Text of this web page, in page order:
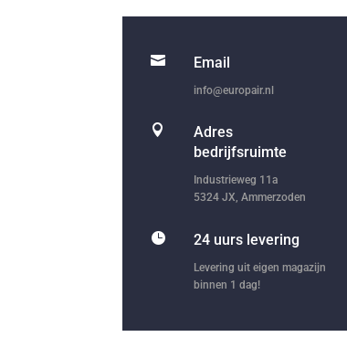
 Email
info@europair.nl

Adres
bedrijfsruimte
Industrieweg 11a
5324 JX, Ammerzoden
 24 uurs levering
Levering uit eigen magazijn
binnen 1 dag!